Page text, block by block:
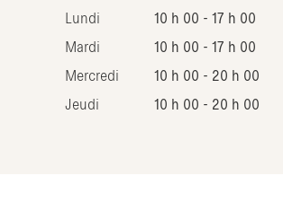
Lundi 10 h 00 - 17 h 00
Mardi 10 h 00 - 17 h 00
Mercredi 10 h 00 - 20 h 00
Jeudi 10 h 00 - 20 h 00